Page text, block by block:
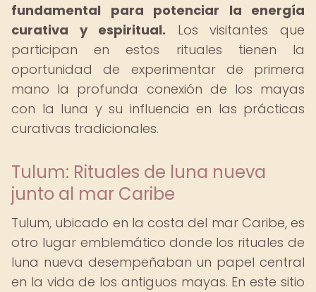
fundamental para potenciar la energía
curativa y espiritual. Los visitantes que
participan en estos rituales tienen la
oportunidad de experimentar de primera
mano la profunda conexión de los mayas
con la luna y su influencia en las prácticas
curativas tradicionales.
Tulum: Rituales de luna nueva
junto al mar Caribe
Tulum, ubicado en la costa del mar Caribe, es
otro lugar emblemático donde los rituales de
luna nueva desempeñaban un papel central
en la vida de los antiguos mayas. En este sitio